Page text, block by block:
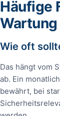
Häufige
Wie oft
Das hängt vom
ab. Ein
bewährt, bei